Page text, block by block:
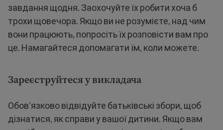
завдання щодня. Заохочуйте їх робити хоча б
трохи щовечора. Якщо ви не розумієте, над чим
вони працюють, попросіть їх розповісти вам про
це. Намагайтеся допомагати їм, коли можете.
Зареєструйтеся у викладача
Обов'язково відвідуйте батьківські збори, щоб
дізнатися, як справи у вашої дитини. Якщо вам